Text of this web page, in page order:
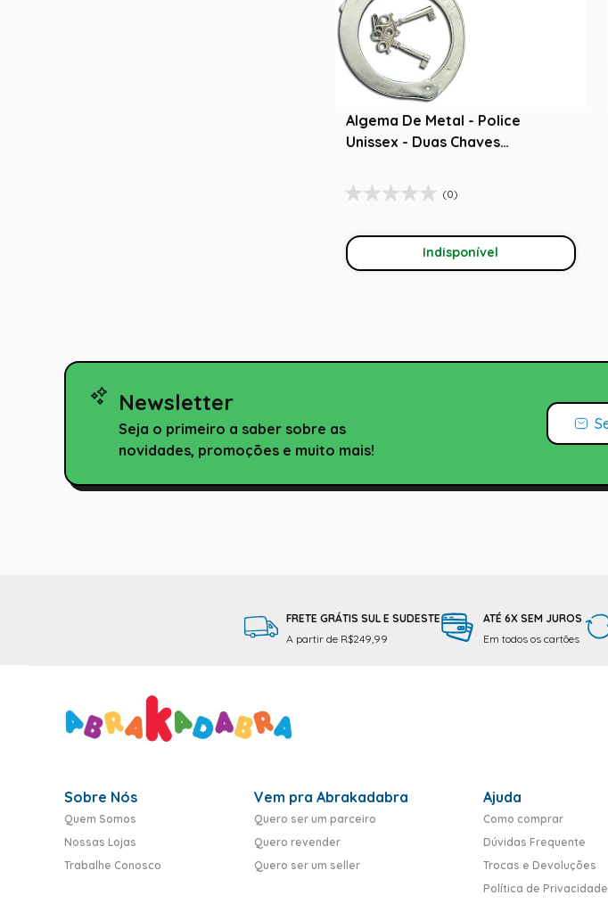
Algema De Metal - Police
Unissex - Duas Chaves
(0)
Indisponível
Newsletter
Seja o primeiro a saber sobre as
novidades, promoções e muito mais!
FRETE GRÁTIS SUL E SUDESTE
A partir de R$249,99
ATÉ 6X SEM JUROS
Em todos os cartões
Sobre Nós
Quem Somos
Nossas Lojas
Trabalhe Conosco
Vem pra Abrakadabra
Quero ser um parceiro
Quero revender
Quero ser um seller
Ajuda
Como comprar
Dúvidas Frequente
Trocas e Devoluções
Política de Privacidade